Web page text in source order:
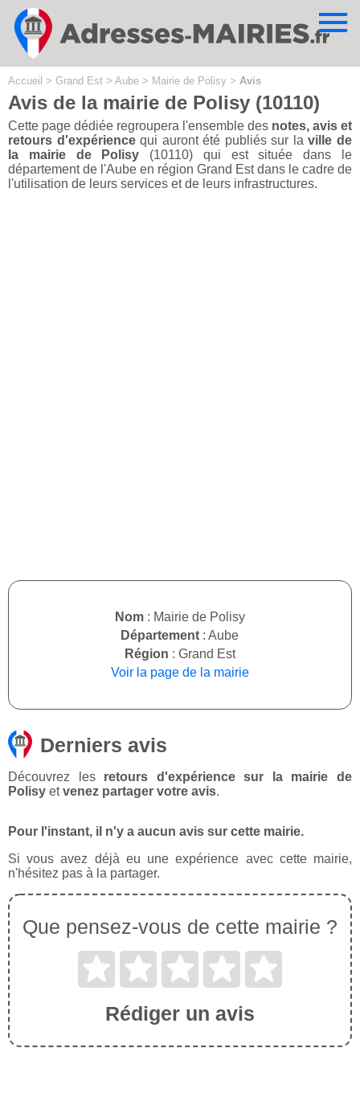
Accueil > Grand Est > Aube > Mairie de Polisy > Avis
Avis de la mairie de Polisy (10110)
Cette page dédiée regroupera l'ensemble des notes, avis et
retours d'expériencequi auront été publiés sur laville de
la mairie de Polisy (10110) qui est située dans le
département de l'Aube en région Grand Est dans le cadre de
l'utilisation de leurs services et de leurs infrastructures.
Nom : Mairie de Polisy
Département : Aube
Région : Grand Est
Voir la page de la mairie
Derniers avis
Découvrez les retours d'expérience sur la mairie de
Polisy etvenez partager votre avis.
Pour l'instant, il n'y a aucun avis sur cette mairie.
Si vous avez déjà eu une expérience avec cette mairie,
n'hésitez pas à la partager.
Que pensez-vous de cette mairie ?
Rédiger un avis
Cookies management panel